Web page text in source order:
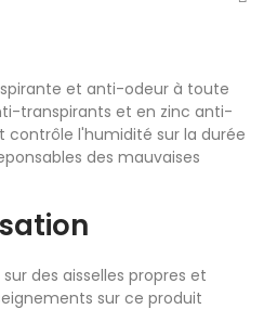
et anti-odeur à toute
transpirants et en zinc anti-
contrôle l'humidité sur la durée
des mauvaises
des aisselles propres et
sur ce produit